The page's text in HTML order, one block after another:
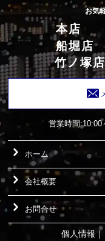
お気
本店
船堀店
竹ノ塚
営業時間:10:00
ホーム
会社概要
お問合せ
個人情報 ｜